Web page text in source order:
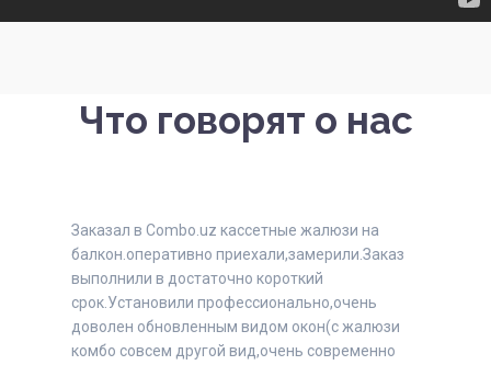
Что говорят о нас
Заказал в Combo.uz кассетные жалюзи на
балкон.оперативно приехали,замерили.Заказ
выполнили в достаточно короткий
срок.Установили профессионально,очень
доволен обновленным видом окон(с жалюзи
комбо совсем другой вид,очень современно